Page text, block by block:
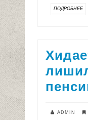
ПОДРОБНЕЕ
ADMIN